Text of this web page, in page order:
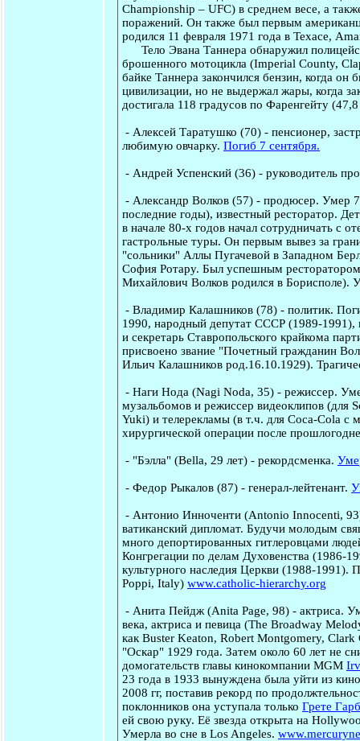
Championship – UFC) в среднем весе, а
поражений. Он также был первым
родился 11 февраля 1971 года в Техасе,
Тело Эвана Таннера обнаружил
брошенного мотоцикла (Imperial County,
байке Таннера закончился бензин, когда
цивилизации, но не выдержал жары, когда
достигала 118 градусов по Фаренгейту
- Алексей Таратушко (70) - пенсионер,
любимую овчарку.Погиб 7 сентября.
- Андрей Успенский (36) - руководитель
- Александр Волков(57) - продюсер. Умер
последние годы), известный ресторатор.
в начале 80-х годов начал сотрудничать с
гастрольные туры. Он первым вывез за
"сольники" Аллы Пугачевой в Западном
София Ротару. Был успешным
Михайлович Волков родился в Борисполе).
-Владимир Калашников (78) - политик.
1990, народный депутат СССР (1989-
и секретарь Ставропольского крайкома
присвоено звание "Почетный гражданин
Ильич Калашников род.16.10.1929).
-Наги Нода (Nagi Noda, 35) - режиссер.
музальбомов и режиссер видеоклипов (для
Yuki) и телерекламы (в т.ч. для Coca-Cola с
хирургической операции после
- "Бэлла" (Bella, 29 лет) - рекордсменка.
-Федор Рыкалов (87) - генерал-лейтенант.
- Антонио Инноченти (Antonio Innocenti,
ватиканский дипломат. Будучи молодым
много депортированных гитлеровцами
Конгрегации по делам Духовенства (1986-
культурного наследия Церкви (1988-
Poppi, Italy)www.catholic-hierarchy.org
- Анита Пейдж (Anita Page, 98) - актриса.
века, актриса и певица (The Broadway
как Buster Keaton, Robert Montgomery,
"Оскар" 1929 года. Затем около 60 лет не
домогательств главы кинокомпании MGM
23 года в 1933 вынуждена была уйти из
2008 гг, поставив рекорд по
поклонников она уступала толькоГрете
ей свою руку. Её звезда открыта на
Умерла во сне в Los Angeles.